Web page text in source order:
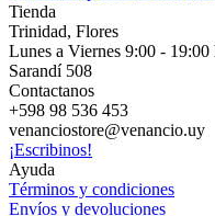
Tienda
Trinidad, Flores
Lunes a Viernes 9:00 -
Sarandí 508
Contactanos
+598 98 536 453
venanciostore@venancio.uy
¡Escribinos!
Ayuda
Términos y condiciones
Envíos y devoluciones